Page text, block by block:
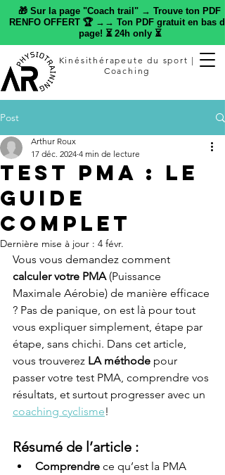
🎁 Sur la page "Coach trail" → Trouve ton PDF
RENFO OFFERT 🏆 →→ Ton PDF gratuit en bas de
page! ⏳ 24h only ⏳
Kinésithérapeute du sport |
Coaching
Post
Test PMA : LE
Guide
Complet
Arthur Roux
17 déc. 2024 4 min de lecture
Dernière mise à jour : 4 févr.
Vous vous demandez comment
calculer votre PMA (Puissance
Maximale Aérobie) de manière efficace
? Pas de panique, on est là pour tout
vous expliquer simplement, étape par
étape, sans chichi. Dans cet article,
vous trouverez LA méthode pour
passer votre test PMA, comprendre vos
résultats, et surtout progresser avec un
coaching cyclisme!
Résumé de l’article :
Comprendre ce qu’est la PMA